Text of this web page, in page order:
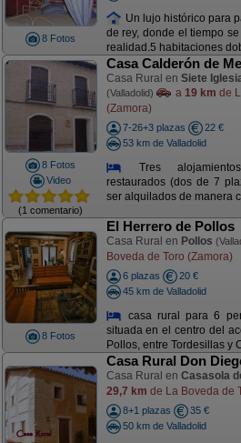
8 Fotos
Un lujo histórico para
de rey, donde el tiempo
realidad.5 habitaciones
8 Fotos
Video
(1 comentario)
Casa Calderón de
Casa Rural en Siete
(Valladolid) a 19 km de
(Zamora)
7-26+3 plazas
22 €
53 km de Valladolid
Tres
restaurados (dos de 7
ser alquilados de manera
8 Fotos
El Herrero de Pollos
Casa Rural en Pollos
Boveda de Toro (Zamora)
6 plazas
20 €
45 km de Valladolid
casa rural para 6
situada en el centro del
Pollos, entre Tordesillas y
Casa Rural Don
Casa Rural en Casasola
29,7 km de La Boveda de
8+1 plazas
35 €
50 km de Valladolid